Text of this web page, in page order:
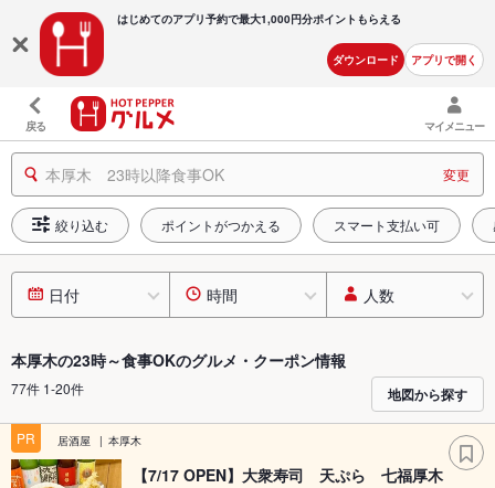
はじめてのアプリ予約で最大1,000円分ポイントもらえる
ダウンロード アプリで開く
戻る マイメニュー
本厚木 23時以降食事OK 変更
絞り込む ポイントがつかえる スマート支払い可
日付 時間 人数
本厚木の23時～食事OKのグルメ・クーポン情報
77件 1-20件 地図から探す
PR 居酒屋 本厚木
【7/17 OPEN】大衆寿司 天ぷら 七福厚木